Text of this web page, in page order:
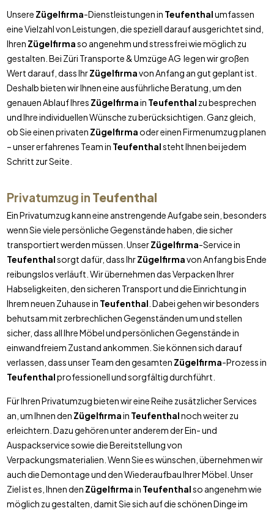
Unsere Zügelfirma-Dienstleistungen in Teufenthalumfassen
eine Vielzahl von Leistungen, die speziell darauf ausgerichtet sind,
Ihren Zügelfirmaso angenehm und stressfrei wie möglich zu
gestalten. Bei Züri Transporte & Umzüge AG legen wir großen
Wert darauf, dass IhrZügelfirmavon Anfang an gut geplant ist.
Deshalb bieten wir Ihnen eine ausführliche Beratung, um den
genauen Ablauf Ihres Zügelfirmain Teufenthal zu besprechen
und Ihre individuellen Wünsche zu berücksichtigen. Ganz gleich,
ob Sie einen privaten Zügelfirmaoder einen Firmenumzug planen
– unser erfahrenes Team in Teufenthalsteht Ihnen bei jedem
Schritt zur Seite.
Privatumzug in Teufenthal
Ein Privatumzug kann eine anstrengende Aufgabe sein, besonders
wenn Sie viele persönliche Gegenstände haben, die sicher
transportiert werden müssen. UnserZügelfirma-Service in
Teufenthalsorgt dafür, dass IhrZügelfirmavon Anfang bis Ende
reibungslos verläuft. Wir übernehmen das Verpacken Ihrer
Habseligkeiten, den sicheren Transport und die Einrichtung in
Ihrem neuen Zuhause in Teufenthal . Dabei gehen wir besonders
behutsam mit zerbrechlichen Gegenständen um und stellen
sicher, dass all Ihre Möbel und persönlichen Gegenstände in
einwandfreiem Zustand ankommen. Sie können sich darauf
verlassen, dass unser Team den gesamten Zügelfirma-Prozess in
Teufenthalprofessionell und sorgfältig durchführt.
Für Ihren Privatumzug bieten wir eine Reihe zusätzlicher Services
an, um Ihnen den Zügelfirmain Teufenthalnoch weiter zu
erleichtern. Dazu gehören unter anderem der Ein- und
Auspackservice sowie die Bereitstellung von
Verpackungsmaterialien. Wenn Sie es wünschen, übernehmen wir
auch die Demontage und den Wiederaufbau Ihrer Möbel. Unser
Ziel ist es, Ihnen den Zügelfirmain Teufenthalso angenehm wie
möglich zu gestalten, damit Sie sich auf die schönen Dinge im